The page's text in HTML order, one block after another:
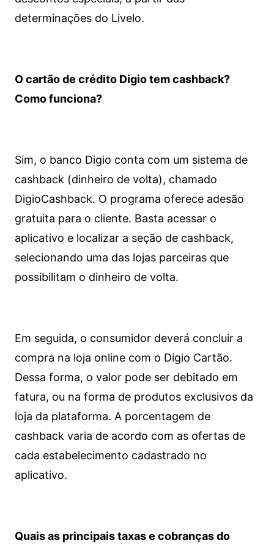
determinações do Livelo.
O cartão de crédito Digio tem cashback?
Como funciona?
Sim, o banco Digio conta com um sistema de
cashback (dinheiro de volta), chamado
DigioCashback. O programa oferece adesão
gratuita para o cliente. Basta acessar o
aplicativo e localizar a seção de cashback,
selecionando uma das lojas parceiras que
possibilitam o dinheiro de volta.
Em seguida, o consumidor deverá concluir a
compra na loja online com o Digio Cartão.
Dessa forma, o valor pode ser debitado em
fatura, ou na forma de produtos exclusivos da
loja da plataforma. A porcentagem de
cashback varia de acordo com as ofertas de
cada estabelecimento cadastrado no
aplicativo.
Quais as principais taxas e cobranças do